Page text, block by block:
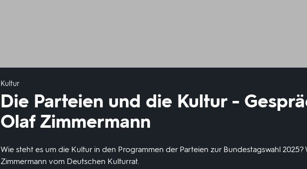
Kultur
Die Parteien und die Kultur -
Olaf Zimmermann
Wie steht es um die Kultur in den Programmen der Parteien zur Bundestagswahl
Zimmermann vom Deutschen Kulturrat.